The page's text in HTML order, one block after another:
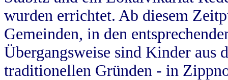
wurden errichtet. Ab diesem
Gemeinden, in den
Übergangsweise sind Kinder aus
traditionellen Gründen - in